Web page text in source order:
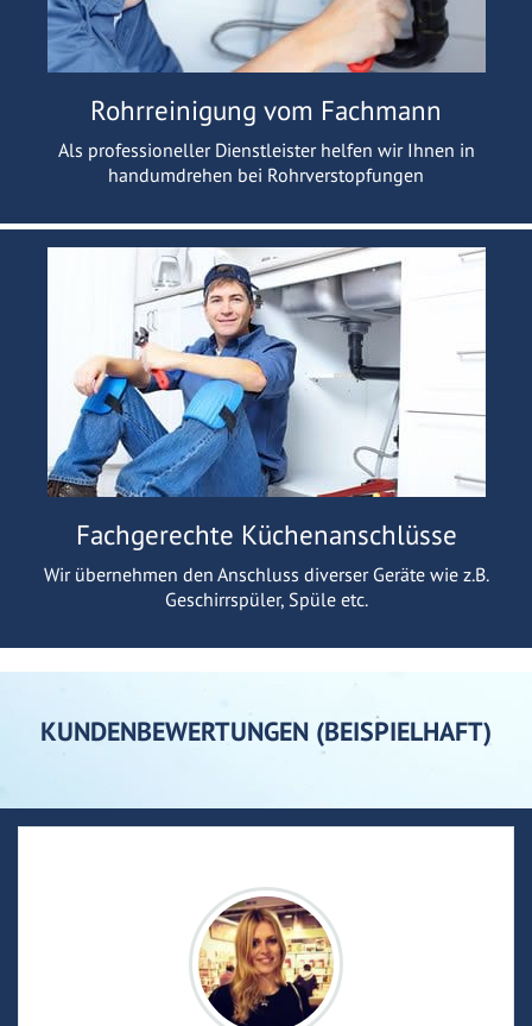
Rohrreinigung vom Fachmann
Als professioneller Dienstleister helfen wir Ihnen in
handumdrehen bei Rohrverstopfungen
Fachgerechte Küchenanschlüsse
Wir übernehmen den Anschluss diverser Geräte wie z.B.
Geschirrspüler, Spüle etc.
KUNDENBEWERTUNGEN (BEISPIELHAFT)